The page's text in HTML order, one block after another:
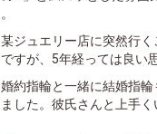
。
某ジュエリー店に突然行
ですが、5年経っては良い
婚約指輪と一緒に結婚指
ました。彼氏さんと上手く